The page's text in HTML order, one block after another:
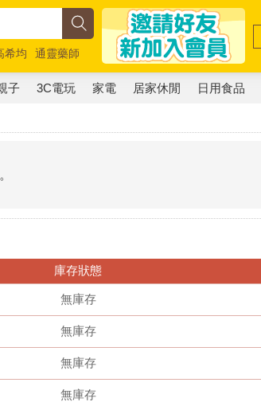
希均
通靈藥師
子 3C電玩 家電 居家休閒 日用食品
庫存狀態
無庫存
無庫存
無庫存
無庫存